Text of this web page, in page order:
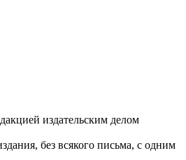
издательским делом
без всякого письма, с одним